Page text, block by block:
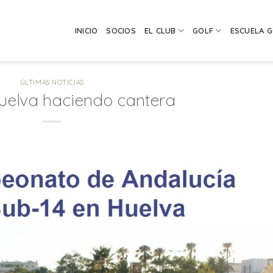
INICIO SOCIOS EL CLUB GOLF ESCUELA
ÚLTIMAS NOTICIAS
haciendo cantera